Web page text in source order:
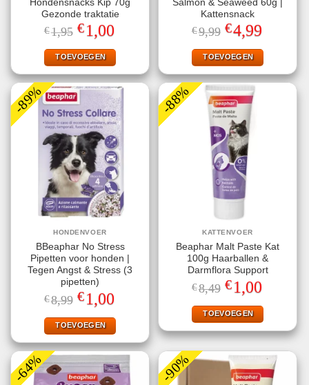
Hondensnacks Kip 70g
Gezonde traktatie
€1,95 Oorspronkelijke
prijs
was:
€1,95.
€1,00
is:
€1,00.
TOEVOEGEN
Salmon & Seaweed 60g |
Kattensnack
€9,99 Oorspronkelijke
prijs
was:
€9,99.
€4,99
is:
€4,99.
TOEVOEGEN
-89%
HONDENVOER
BBeaphar No Stress
Pipetten voor honden |
Tegen Angst & Stress (3
pipetten)
€8,99 Oorspronkelijke
prijs
was:
€8,99.
€1,00
is:
€1,00.
TOEVOEGEN
-88%
KATTENVOER
Beaphar Malt Paste Kat
100g Haarballen &
Darmflora Support
€8,49 Oorspronkelijke
prijs
was:
€8,49.
€1,00
is:
€1,00.
TOEVOEGEN
-64% -90%